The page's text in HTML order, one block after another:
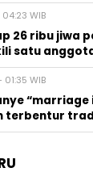
WIB
26 ribu jiwa
satu anggota
WIB
“marriage
terbentur